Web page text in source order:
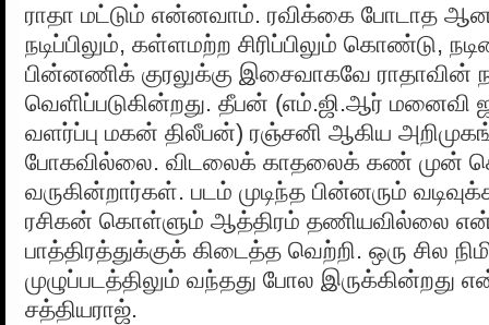
ராதா மட்டும் என்னவாம். ரவிக்கை போடாத
நடிப்பிலும், கள்ளமற்ற சிரிப்பிலும் கொண்டு,
பின்னணிக் குரலுக்கு இசைவாகவே ராதாவின்
வெளிப்படுகின்றது. தீபன் (எம்.ஜி.ஆர் மனைவி
வளர்ப்பு மகன் திலீபன்) ரஞ்சனி ஆகிய
போகவில்லை. விடலைக் காதலைக் கண் முன்
வருகின்றார்கள். படம் முடிந்த பின்னரும்
ரசிகன் கொள்ளும் ஆத்திரம் தணியவில்லை
பாத்திரத்துக்குக் கிடைத்த வெற்றி. ஒரு சில
முழுப்படத்திலும் வந்தது போல
சத்தியராஜ்.